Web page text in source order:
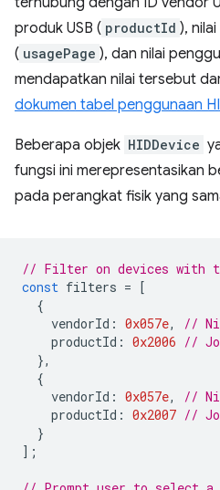
produk USB ( productId ),
( usagePage ), dan nilai
mendapatkan nilai tersebut
dokumen tabel penggunaan
Beberapa objek HIDDevice
fungsi ini merepresentasikan
pada perangkat fisik yang
// Filter on devices with
const filters = [
{
vendorId : 0x057e,
//
productId : 0x2006 //
},
{
vendorId : 0x057e,
//
productId : 0x2007 //
}
];